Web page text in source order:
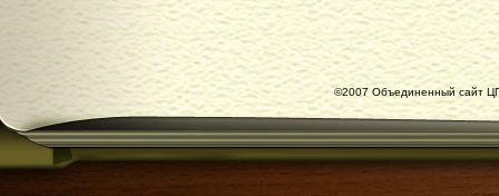
©2007 Объединенный сайт